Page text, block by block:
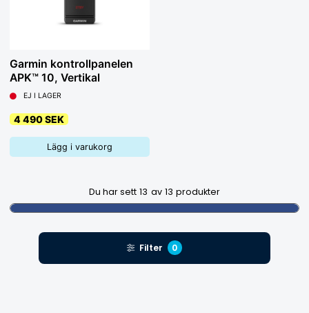
Garmin kontrollpanelen
APK™ 10, Vertikal
EJ I LAGER
4 490 SEK
Lägg i varukorg
Du har sett 13 av 13 produkter
Filter 0